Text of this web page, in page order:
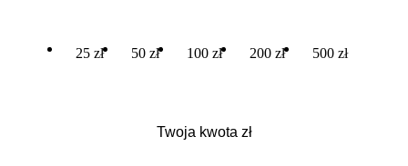
25 zł 50 zł 100 zł 200 zł 500 zł